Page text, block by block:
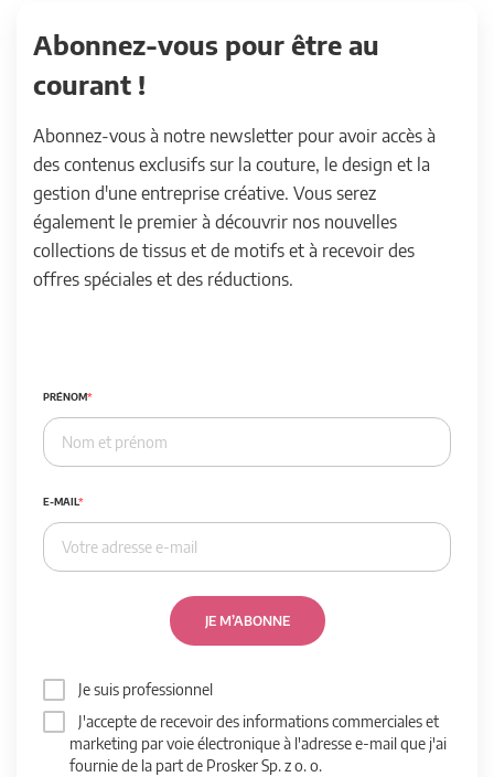
Abonnez-vous pour être au
courant !
Abonnez-vous à notre newsletter pour avoir accès à
des contenus exclusifs sur la couture, le design et la
gestion d'une entreprise créative. Vous serez
également le premier à découvrir nos nouvelles
collections de tissus et de motifs et à recevoir des
offres spéciales et des réductions.
PRÉNOM
E-MAIL
JE M’ABONNE
Je suis professionnel
J'accepte de recevoir des informations commerciales et
marketing par voie électronique à l'adresse e-mail que j'ai
fournie de la part de Prosker Sp. z o. o.